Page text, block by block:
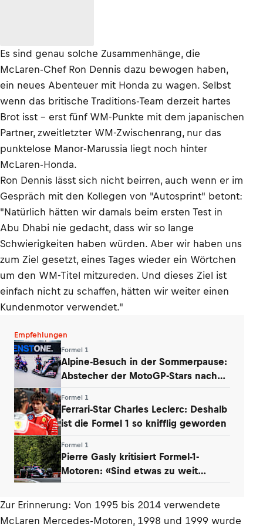
Es sind genau solche Zusammenhänge, die
McLaren-Chef Ron Dennis dazu bewogen haben,
ein neues Abenteuer mit Honda zu wagen. Selbst
wenn das britische Traditions-Team derzeit hartes
Brot isst – erst fünf WM-Punkte mit dem japanischen
Partner, zweitletzter WM-Zwischenrang, nur das
punktelose Manor-Marussia liegt noch hinter
McLaren-Honda.
Ron Dennis lässt sich nicht beirren, auch wenn er im
Gespräch mit den Kollegen von "Autosprint" betont:
"Natürlich hätten wir damals beim ersten Test in
Abu Dhabi nie gedacht, dass wir so lange
Schwierigkeiten haben würden. Aber wir haben uns
zum Ziel gesetzt, eines Tages wieder ein Wörtchen
um den WM-Titel mitzureden. Und dieses Ziel ist
einfach nicht zu schaffen, hätten wir weiter einen
Kundenmotor verwendet."
Empfehlungen
Formel 1
Alpine-Besuch in der Sommerpause:
Abstecher der MotoGP-Stars nach
Formel 1
Ferrari-Star Charles Leclerc: Deshalb
ist die Formel 1 so knifflig geworden
Formel 1
Pierre Gasly kritisiert Formel-1-
Motoren: «Sind etwas zu weit
Zur Erinnerung: Von 1995 bis 2014 verwendete
McLaren Mercedes-Motoren, 1998 und 1999 wurde